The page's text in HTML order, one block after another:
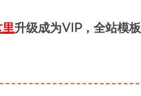
里升级成为VIP，全站模板